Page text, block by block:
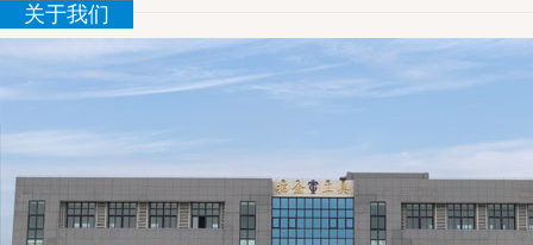
关于我们